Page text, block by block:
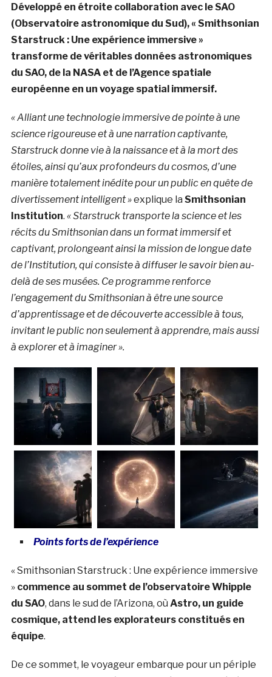
Développé en étroite collaboration avec le SAO
(Observatoire astronomique du Sud), « Smithsonian
Starstruck : Une expérience immersive »
transforme de véritables données astronomiques
du SAO, de la NASA et de l’Agence spatiale
européenne en un voyage spatial immersif.
« Alliant une technologie immersive de pointe à une
science rigoureuse et à une narration captivante,
Starstruck donne vie à la naissance et à la mort des
étoiles, ainsi qu’aux profondeurs du cosmos, d’une
manière totalement inédite pour un public en quête de
divertissement intelligent »explique la Smithsonian
Institution. «Starstruck transporte la science et les
récits du Smithsonian dans un format immersif et
captivant, prolongeant ainsi la mission de longue date
de l’Institution, qui consiste à diffuser le savoir bien au-
delà de ses musées. Ce programme renforce
l’engagement du Smithsonian à être une source
d’apprentissage et de découverte accessible à tous,
invitant le public non seulement à apprendre, mais aussi
à explorer et à imaginer ».
Points forts de l’expérience
« Smithsonian Starstruck : Une expérience immersive
» commence au sommet de l’observatoire Whipple
du SAO, dans le sud de l’Arizona, où Astro, un guide
cosmique, attend les explorateurs constitués en
équipe.
De ce sommet, le voyageur embarque pour un périple